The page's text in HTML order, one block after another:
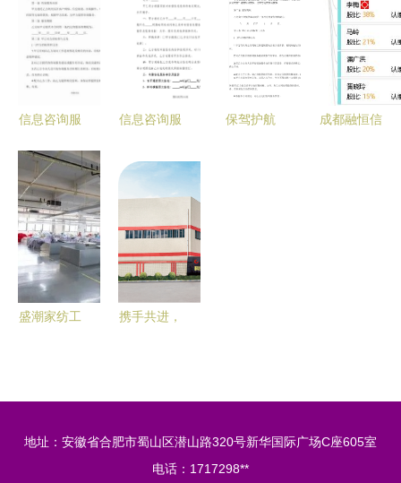
域发展决策
南
新格局
企业数字化
引擎？
信息咨询服
（标准版）
信息咨询服
范本（5篇
精选）
保驾护航
成都融恒信
盛潮家纺工
携手共进，
咨询项目，
迈向高质量
地址：安徽省合肥市蜀山区潜山路320号新华国际广场C座605室
电话：1717298**